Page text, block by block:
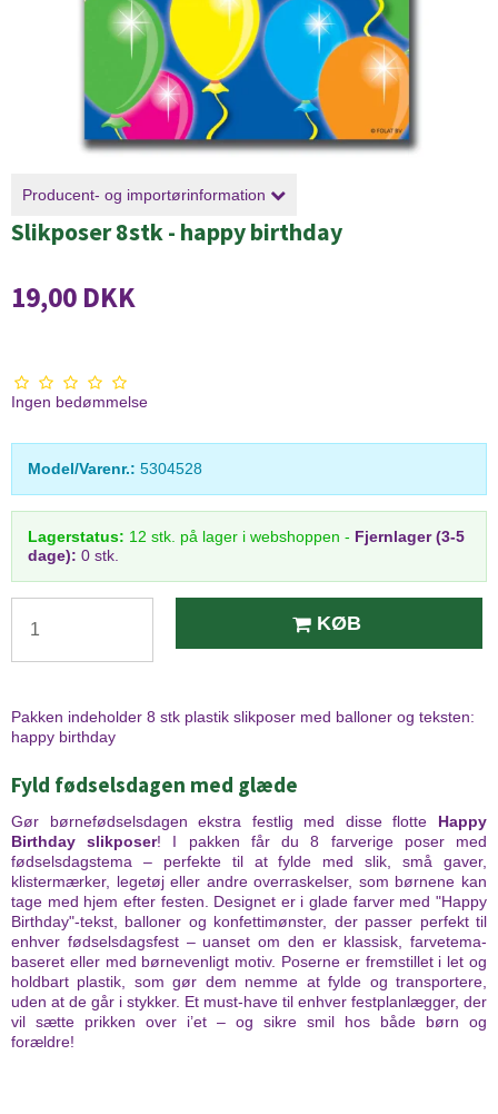
Producent- og importørinformation
Slikposer 8stk - happy birthday
19,00 DKK
Ingen bedømmelse
Model/Varenr.: 5304528
Lagerstatus: 12 stk. på lager i webshoppen - Fjernlager (3-5
dage): 0 stk.
KØB
Pakken indeholder 8 stk plastik slikposer med balloner og teksten:
happy birthday
Fyld fødselsdagen med glæde
Gør børnefødselsdagen ekstra festlig med disse flotte Happy
Birthday slikposer! I pakken får du 8 farverige poser med
fødselsdagstema – perfekte til at fylde med slik, små gaver,
klistermærker, legetøj eller andre overraskelser, som børnene kan
tage med hjem efter festen. Designet er i glade farver med "Happy
Birthday"-tekst, balloner og konfettimønster, der passer perfekt til
enhver fødselsdagsfest – uanset om den er klassisk, farvetema-
baseret eller med børnevenligt motiv. Poserne er fremstillet i let og
holdbart plastik, som gør dem nemme at fylde og transportere,
uden at de går i stykker. Et must-have til enhver festplanlægger, der
vil sætte prikken over i’et – og sikre smil hos både børn og
forældre!